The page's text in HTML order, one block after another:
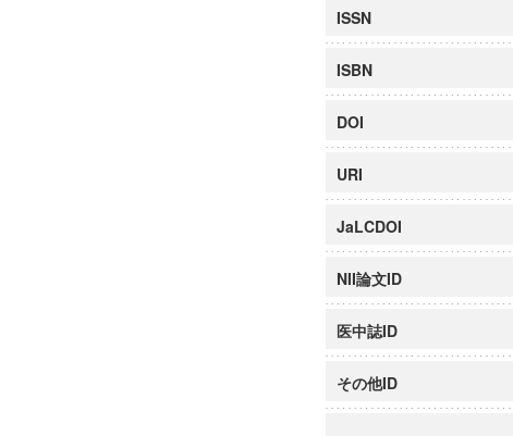
ISSN
ISBN
DOI
URI
JaLCDOI
NII論文ID
医中誌ID
その他ID